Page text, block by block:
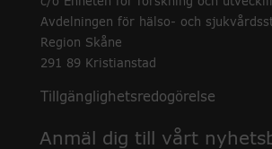
Avdelningen för hälso- och
Region Skåne
291 89 Kristianstad
Tillgänglighetsredogörelse
Anmäl dig till vårt